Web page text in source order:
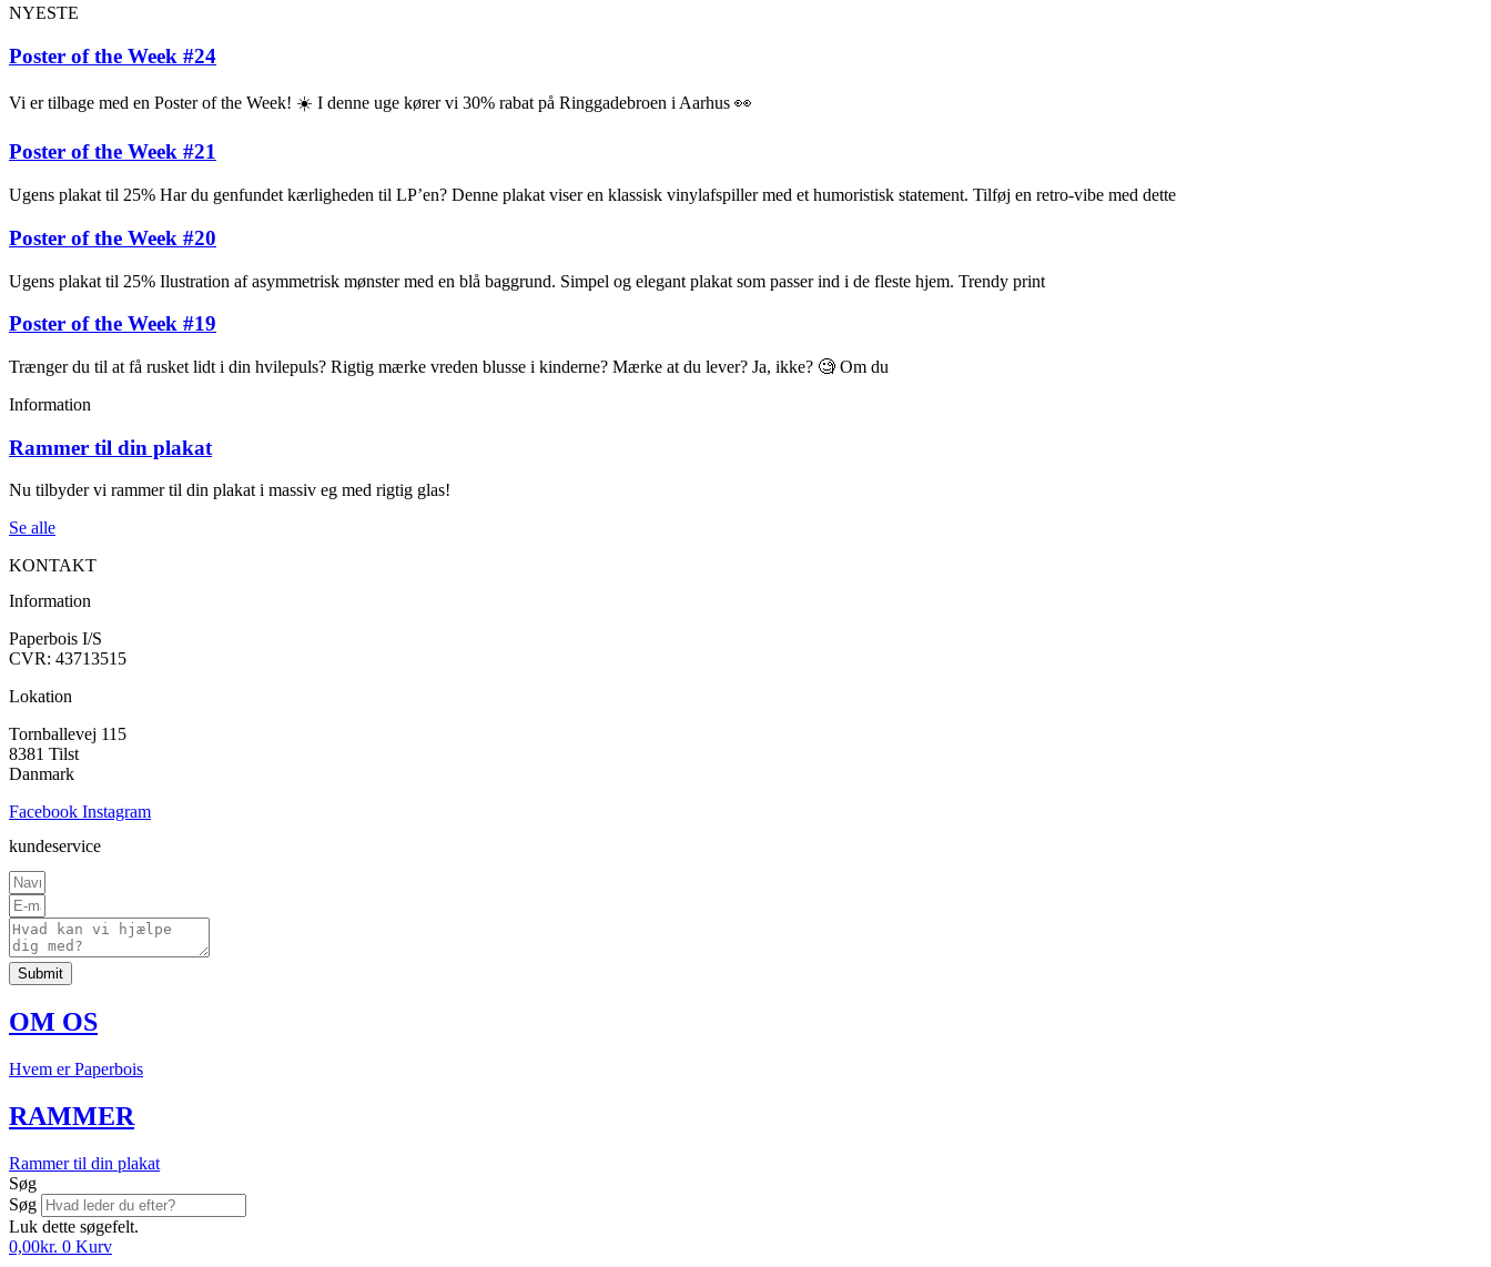
NYESTE
Poster of the Week #24
Vi er tilbage med en Poster of the Week! ☀️ I denne uge kører vi 30% rabat på Ringgadebroen i Aarhus 👀
Poster of the Week #21
Ugens plakat til 25% Har du genfundet kærligheden til LP’en? Denne plakat viser en klassisk vinylafspiller med et humoristisk statement. Tilføj en retro-vibe med dette
Poster of the Week #20
Ugens plakat til 25% Ilustration af asymmetrisk mønster med en blå baggrund. Simpel og elegant plakat som passer ind i de fleste hjem. Trendy print
Poster of the Week #19
Trænger du til at få rusket lidt i din hvilepuls? Rigtig mærke vreden blusse i kinderne? Mærke at du lever? Ja, ikke? 🧐 Om du
Information
Rammer til din plakat
Nu tilbyder vi rammer til din plakat i massiv eg med rigtig glas!
Se alle
KONTAKT
Information
Paperbois I/S
CVR: 43713515
Lokation
Tornballevej 115
8381 Tilst
Danmark
Facebook Instagram
kundeservice
Submit
OM OS
Hvem er Paperbois
RAMMER
Rammer til din plakat
Søg
Søg
Luk dette søgefelt.
0,00kr. 0 Kurv